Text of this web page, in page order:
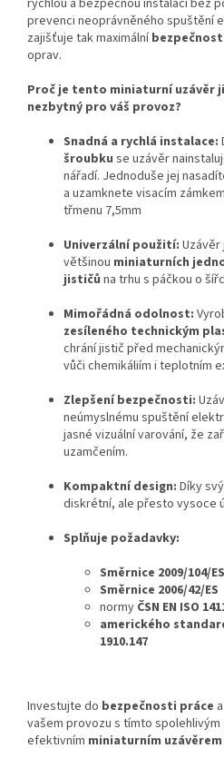
rychlou a bezpečnou instalaci bez
prevenci neoprávněného spuštění
zajišťuje tak maximální
oprav.
Proč je tento miniaturní uzávěr
nezbytný pro váš provoz?
Snadná a rychlá instalace:
šroubku se uzávěr
nářadí. Jednoduše jej
a uzamknete visacím
třmenu 7,5mm
Univerzální použití:
většinou miniaturních
jističů na trhu s páčkou o
Mimořádná odolnost:
zesíleného technickým
chrání jistič před
vůči chemikáliím i teplotním
Zlepšení bezpečnosti:
neúmyslnému spuštění
jasné vizuální varování, že
uzamčením.
Kompaktní design: Díky
diskrétní, ale přesto vysoce
Splňuje požadavky:
Směrnice 2009/104/ES
Směrnice 2006/42/ES
normy ČSN EN ISO
amerického
1910.147
Investujte do bezpečnosti práce
vašem provozu s tímto spolehlivým
efektivním miniaturním